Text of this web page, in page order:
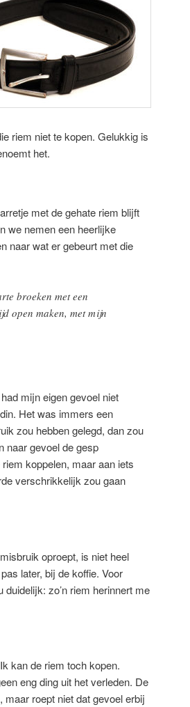
riem niet te kopen. Gelukkig is
het.
met de gehate riem blijft
we nemen een heerlijke
naar wat er gebeurt met die
broeken met een
open maken, met mijn
mijn eigen gevoel niet
Het was immers een
zou hebben gelegd, dan zou
naar gevoel de gesp
koppelen, maar aan iets
verschrikkelijk zou gaan
oproept, is niet heel
later, bij de koffie. Voor
zo’n riem herinnert me
kan de riem toch kopen.
eng ding uit het verleden. De
roept niet dat gevoel erbij